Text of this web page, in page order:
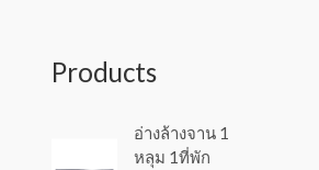
Products
อ่างล้างจาน 1
หลุม 1ที่พัก